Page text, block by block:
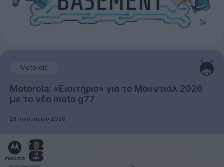
Motorola
Motorola: «Εισιτήριο» για το Μουντιάλ 2026
με το νέο moto g77
28 Ιανουαρίου 2026